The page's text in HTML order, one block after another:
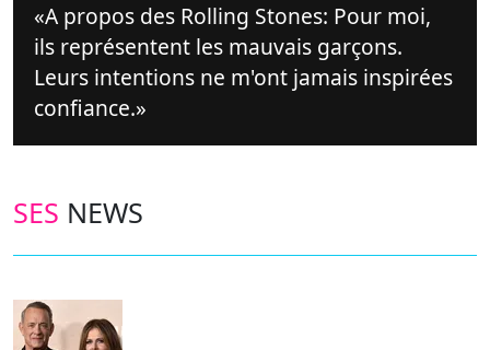
A propos des Rolling Stones: Pour moi,
ils représentent les mauvais garçons.
Leurs intentions ne m'ont jamais inspirées
confiance.
SES NEWS